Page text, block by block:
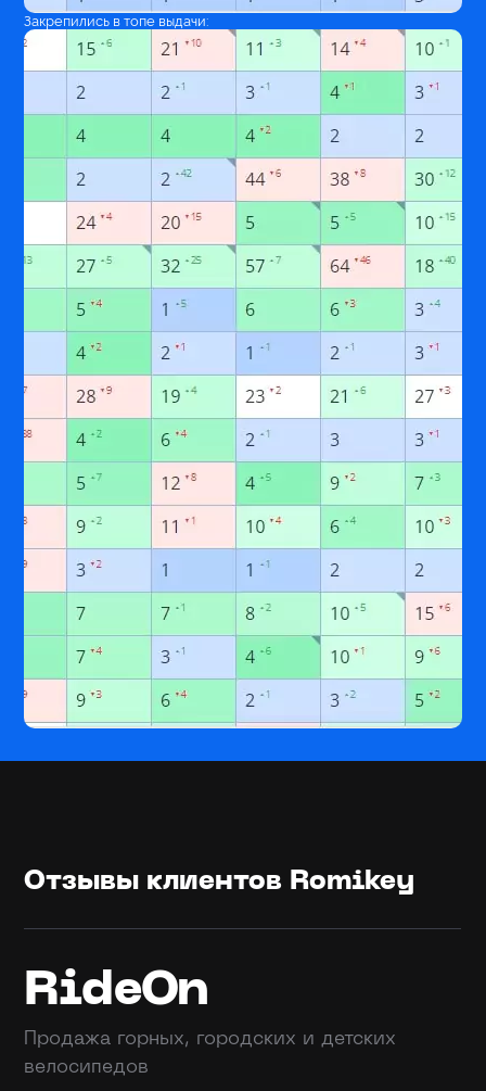
Закрепились в топе выдачи:
Отзывы клиентов Romikey
RideOn
Продажа горных, городских и детских
велосипедов